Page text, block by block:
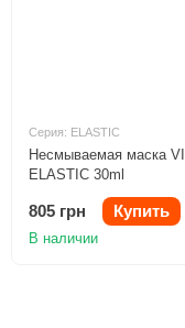
Серия: ELASTIC
Несмываемая маска
ELASTIC 30ml
805 грн Купить
В наличии